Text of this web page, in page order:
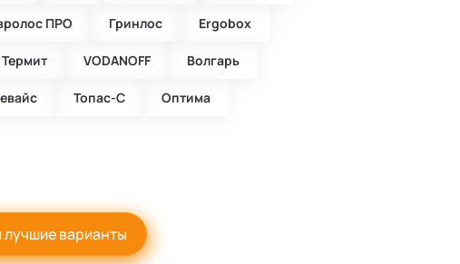
ПРО Гринлос Ergobox
Термит VODANOFF Волгарь
Топас-С Оптима
варианты